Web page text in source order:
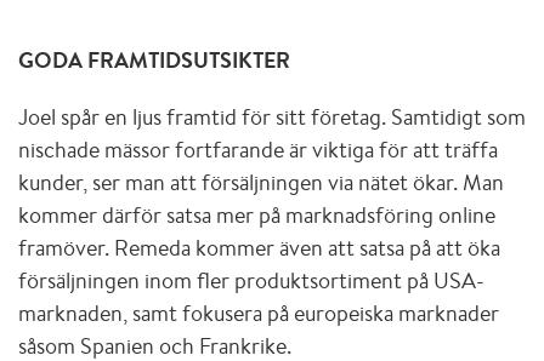
GODA FRAMTIDSUTSIKTER
Joel spår en ljus framtid för sitt företag. Samtidigt som
nischade mässor fortfarande är viktiga för att träffa
kunder, ser man att försäljningen via nätet ökar. Man
kommer därför satsa mer på marknadsföring online
framöver. Remeda kommer även att satsa på att öka
försäljningen inom fler produktsortiment på USA-
marknaden, samt fokusera på europeiska marknader
såsom Spanien och Frankrike.